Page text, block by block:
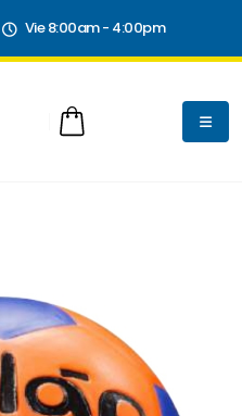
Vie 8:00am - 4:00pm